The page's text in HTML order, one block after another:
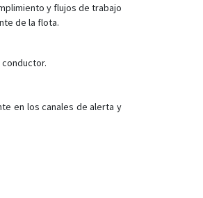
y flujos de trabajo
de la flota.
en los canales de alerta y